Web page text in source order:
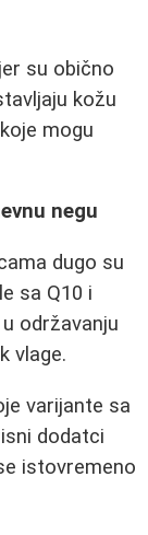
su obično
kožu
mogu
negu
dugo su
sa Q10 i
održavanju
vlage.
varijante sa
dodatci
istovremeno